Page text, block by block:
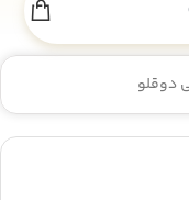
دوقلو